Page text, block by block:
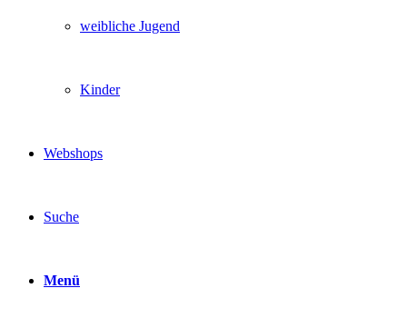
weibliche Jugend
Kinder
Webshops
Suche
Menü